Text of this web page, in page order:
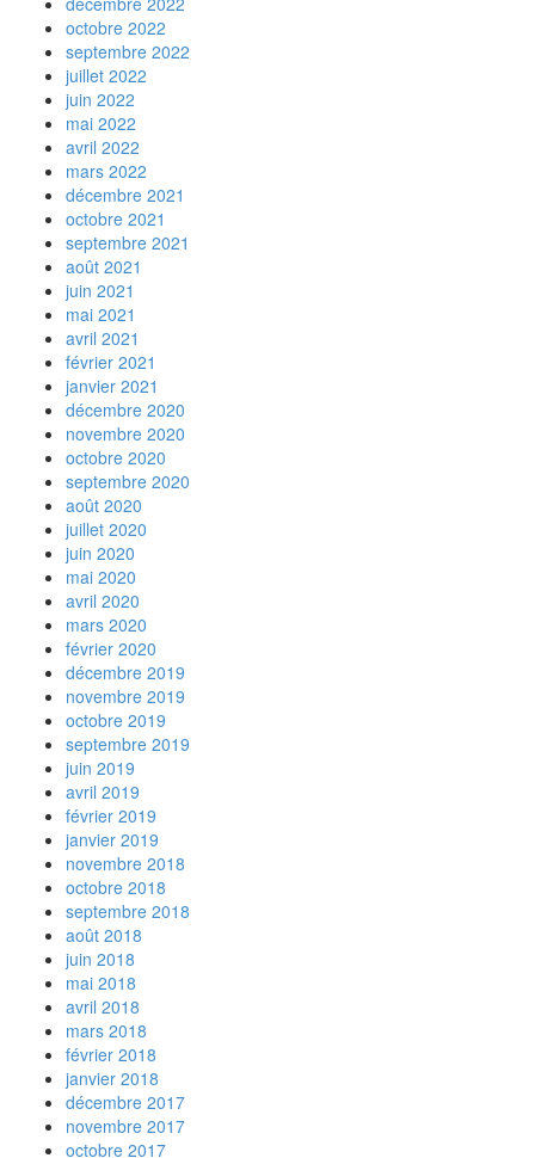
octobre 2022
septembre 2022
juillet 2022
juin 2022
mai 2022
avril 2022
mars 2022
décembre 2021
octobre 2021
septembre 2021
août 2021
juin 2021
mai 2021
avril 2021
février 2021
janvier 2021
décembre 2020
novembre 2020
octobre 2020
septembre 2020
août 2020
juillet 2020
juin 2020
mai 2020
avril 2020
mars 2020
février 2020
décembre 2019
novembre 2019
octobre 2019
septembre 2019
juin 2019
avril 2019
février 2019
janvier 2019
novembre 2018
octobre 2018
septembre 2018
août 2018
juin 2018
mai 2018
avril 2018
mars 2018
février 2018
janvier 2018
décembre 2017
novembre 2017
octobre 2017